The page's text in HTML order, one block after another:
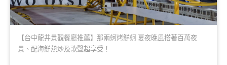
【台中龍井景觀餐廳推薦】那兩蚵烤鮮蚵 夏夜晚風搭著百萬夜
景、配海鮮熱炒及歌聲超享受！